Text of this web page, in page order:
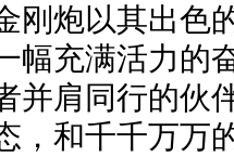
炮以其出色
幅充满活力的
并肩同行的伙
，和千千万万